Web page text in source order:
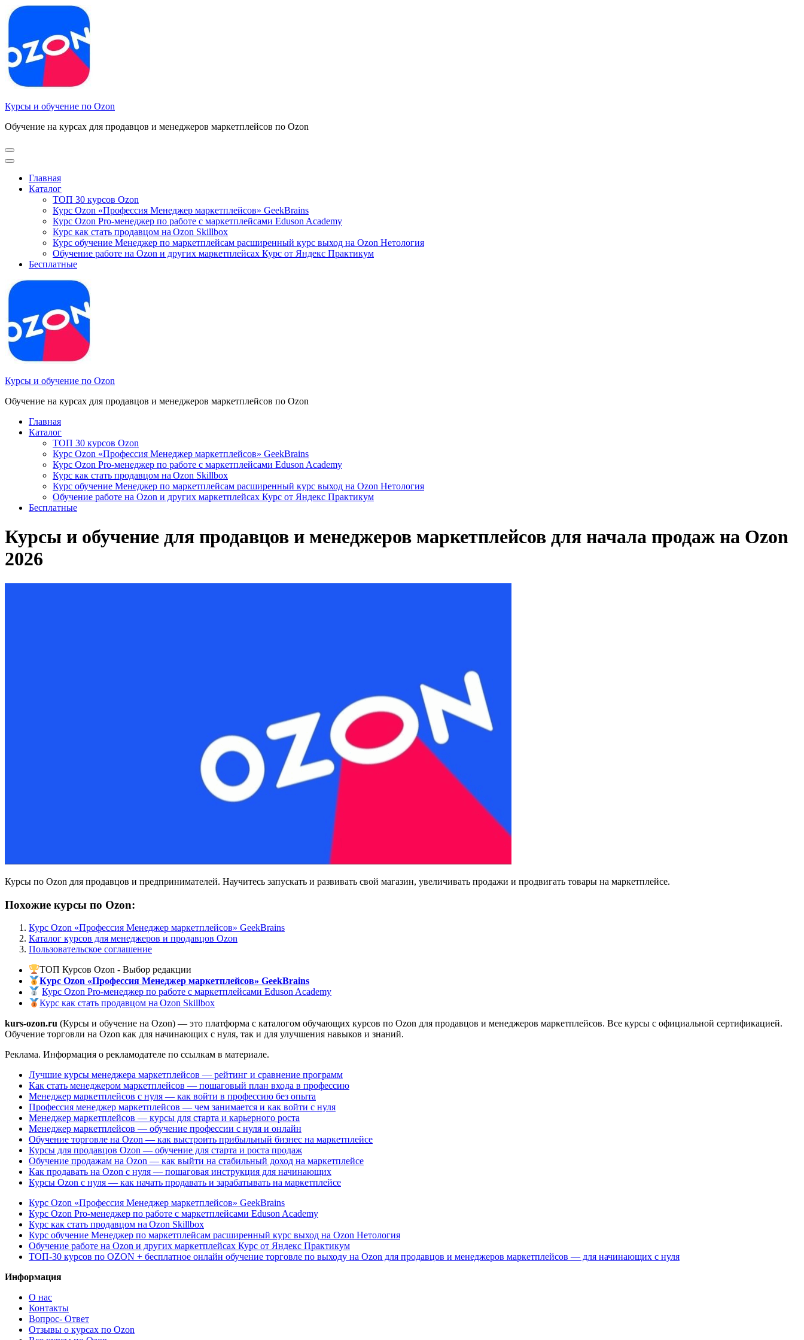
Перейти
к
(нажмите
Enter)
Курсы и обучение по Ozon
Обучение на курсах для продавцов и менеджеров маркетплейсов по Ozon
Главная
Каталог
ТОП 30 курсов Ozon
Курс Ozon «Профессия Менеджер маркетплейсов» GeekBrains
Курс Ozon Pro-менеджер по работе с маркетплейсами Eduson Academy
Курс как стать продавцом на Ozon Skillbox
Курс обучение Менеджер по маркетплейсам расширенный курс выход на Ozon Нетология
Обучение работе на Ozon и других маркетплейсах Курс от Яндекс Практикум
Бесплатные
Курсы и обучение по Ozon
Обучение на курсах для продавцов и менеджеров маркетплейсов по Ozon
Главная
Каталог
ТОП 30 курсов Ozon
Курс Ozon «Профессия Менеджер маркетплейсов» GeekBrains
Курс Ozon Pro-менеджер по работе с маркетплейсами Eduson Academy
Курс как стать продавцом на Ozon Skillbox
Курс обучение Менеджер по маркетплейсам расширенный курс выход на Ozon Нетология
Обучение работе на Ozon и других маркетплейсах Курс от Яндекс Практикум
Бесплатные
Курсы и обучение для продавцов и менеджеров маркетплейсов для начала продаж на Ozon
2026
Курсы по Ozon для продавцов и предпринимателей. Научитесь запускать и развивать свой магазин, увеличивать продажи и продвигать товары на маркетплейсе.
Похожие курсы по Ozon:
Курс Ozon «Профессия Менеджер маркетплейсов» GeekBrains
Каталог курсов для менеджеров и продавцов Ozon
Пользовательское соглашение
ТОП Курсов Ozon - Выбор редакции
Курс Ozon «Профессия Менеджер маркетплейсов» GeekBrains
Курс Ozon Pro-менеджер по работе с маркетплейсами Eduson Academy
Курс как стать продавцом на Ozon Skillbox
kurs-ozon.ru (Курсы и обучение на Ozon) — это платформа c каталогом обучающих курсов по Ozon для продавцов и менеджеров маркетплейсов. Все курсы с официальной сертификацией.
Обучение торговли на Ozon как для начинающих с нуля, так и для улучшения навыков и знаний.
Реклама. Информация о рекламодателе по ссылкам в материале.
Лучшие курсы менеджера маркетплейсов — рейтинг и сравнение программ
Как стать менеджером маркетплейсов — пошаговый план входа в профессию
Менеджер маркетплейсов с нуля — как войти в профессию без опыта
Профессия менеджер маркетплейсов — чем занимается и как войти с нуля
Менеджер маркетплейсов — курсы для старта и карьерного роста
Менеджер маркетплейсов — обучение профессии с нуля и онлайн
Обучение торговле на Ozon — как выстроить прибыльный бизнес на маркетплейсе
Курсы для продавцов Ozon — обучение для старта и роста продаж
Обучение продажам на Ozon — как выйти на стабильный доход на маркетплейсе
Как продавать на Ozon с нуля — пошаговая инструкция для начинающих
Курсы Ozon с нуля — как начать продавать и зарабатывать на маркетплейсе
Курс Ozon «Профессия Менеджер маркетплейсов» GeekBrains
Курс Ozon Pro-менеджер по работе с маркетплейсами Eduson Academy
Курс как стать продавцом на Ozon Skillbox
Курс обучение Менеджер по маркетплейсам расширенный курс выход на Ozon Нетология
Обучение работе на Ozon и других маркетплейсах Курс от Яндекс Практикум
ТОП-30 курсов по OZON + бесплатное онлайн обучение торговле по выходу на Ozon для продавцов и менеджеров маркетплейсов — для начинающих с нуля
Информация
О нас
Контакты
Вопрос- Ответ
Отзывы о курсах по Ozon